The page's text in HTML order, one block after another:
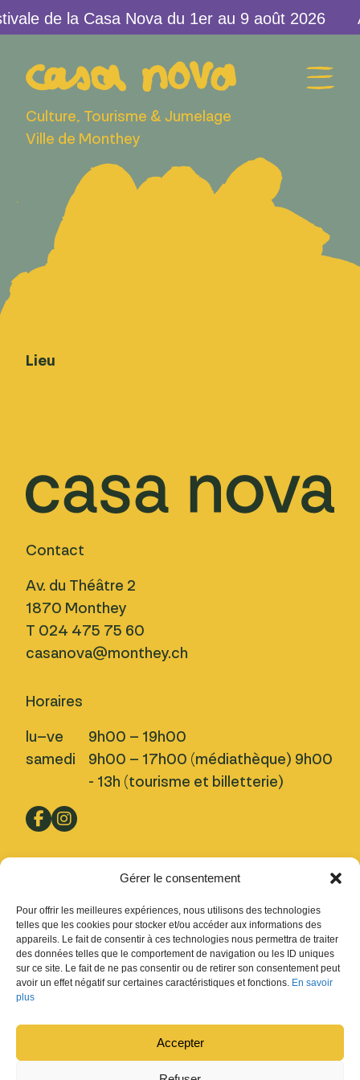
Gérer le consentement
Pour offrir les meilleures expériences, nous utilisons des technologies
telles que les cookies pour stocker et/ou accéder aux informations des
appareils. Le fait de consentir à ces technologies nous permettra de traiter
des données telles que le comportement de navigation ou les ID uniques
sur ce site. Le fait de ne pas consentir ou de retirer son consentement peut
avoir un effet négatif sur certaines caractéristiques et fonctions. En savoir
plus
Accepter
de la Casa Nova du 1er au 9 août 2026
Culture, Tourisme & Jumelage
Ville de Monthey
Lieu
Contact
Av. du Théâtre 2
1870 Monthey
T 024 475 75 60
casanova@monthey.ch
Horaires
lu–ve
samedi
9h00 – 19h00
9h00 – 17h00 (médiathèque) 9h00
- 13h (tourisme et billetterie)
Nous trouver
Inscription Newsletter
Fermetures
Design : Ludovic Chappex & Cédric Raccio
Développement :